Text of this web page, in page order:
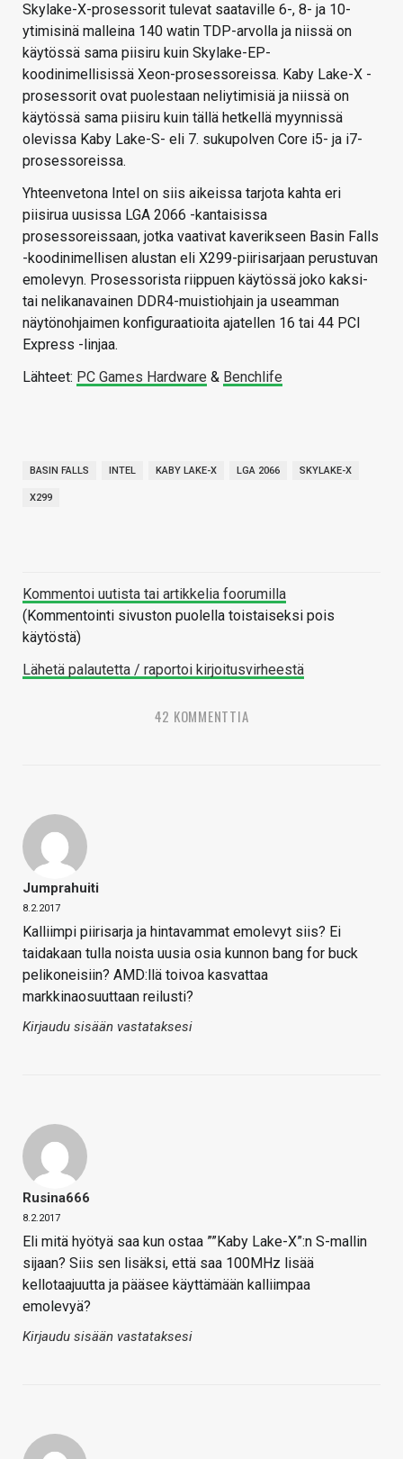
Skylake-X-prosessorit tulevat saataville 6-, 8- ja 10-
ytimisinä malleina 140 watin TDP-arvolla ja niissä on
käytössä sama piisiru kuin Skylake-EP-
koodinimellisissä Xeon-prosessoreissa. Kaby Lake-X -
prosessorit ovat puolestaan neliytimisiä ja niissä on
käytössä sama piisiru kuin tällä hetkellä myynnissä
olevissa Kaby Lake-S- eli 7. sukupolven Core i5- ja i7-
prosessoreissa.
Yhteenvetona Intel on siis aikeissa tarjota kahta eri
piisirua uusissa LGA 2066 -kantaisissa
prosessoreissaan, jotka vaativat kaverikseen Basin Falls
-koodinimellisen alustan eli X299-piirisarjaan perustuvan
emolevyn. Prosessorista riippuen käytössä joko kaksi-
tai nelikanavainen DDR4-muistiohjain ja useamman
näytönohjaimen konfiguraatioita ajatellen 16 tai 44 PCI
Express -linjaa.
Lähteet: PC Games Hardware & Benchlife
BASIN FALLS INTEL KABY LAKE-X LGA 2066 SKYLAKE-X
X299
Kommentoi uutista tai artikkelia foorumilla
(Kommentointi sivuston puolella toistaiseksi pois
käytöstä)
Lähetä palautetta / raportoi kirjoitusvirheestä
42 KOMMENTTIA
Jumprahuiti
8.2.2017
Kalliimpi piirisarja ja hintavammat emolevyt siis? Ei
taidakaan tulla noista uusia osia kunnon bang for buck
pelikoneisiin? AMD:llä toivoa kasvattaa
markkinaosuuttaan reilusti?
Kirjaudu sisään vastataksesi
Rusina666
8.2.2017
Eli mitä hyötyä saa kun ostaa ””Kaby Lake-X”:n S-mallin
sijaan? Siis sen lisäksi, että saa 100MHz lisää
kellotaajuutta ja pääsee käyttämään kalliimpaa
emolevyä?
Kirjaudu sisään vastataksesi